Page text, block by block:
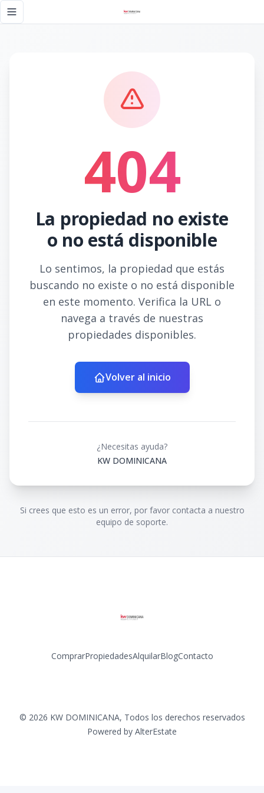
Toggle navigation menu
404
La propiedad no existe
o no está disponible
Lo sentimos, la propiedad que estás
buscando no existe o no está disponible
en este momento. Verifica la URL o
navega a través de nuestras
propiedades disponibles.
Volver al inicio
¿Necesitas ayuda?
KW DOMINICANA
Si crees que esto es un error, por favor contacta a nuestro
equipo de soporte.
ComprarPropiedadesAlquilarBlogContacto
© 2026 KW DOMINICANA, Todos los derechos reservados
Powered by AlterEstate
Página no encontrada - KW DOMINICANA